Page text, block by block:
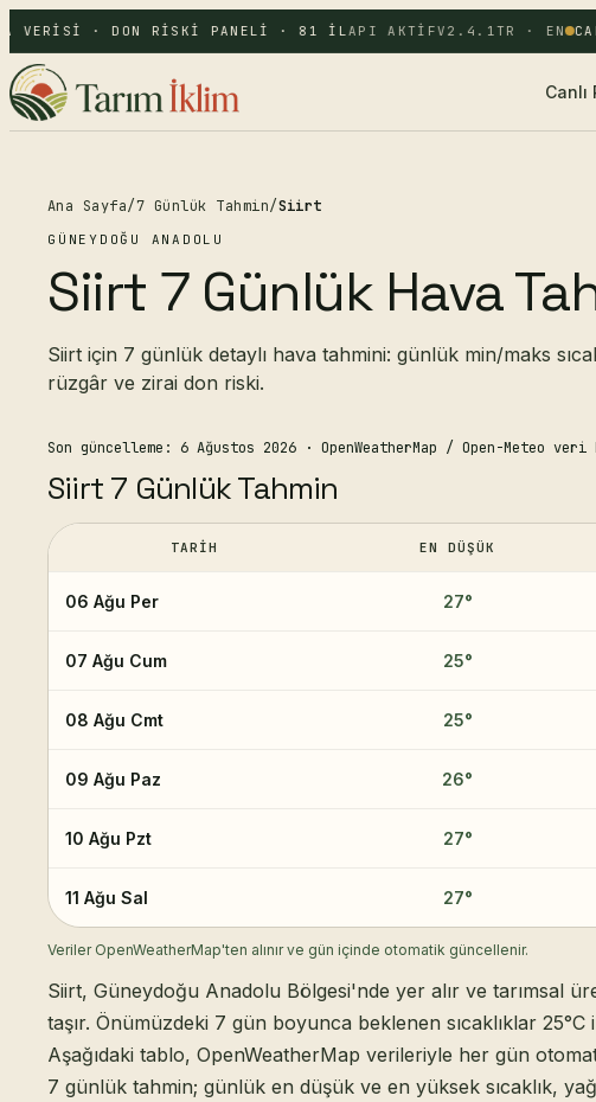
VERISI · DON RISKI PANELI · 81 IL API AKTIF V2.4.1 TR · EN
Canlı
Ana Sayfa/7 Günlük Tahmin/Siirt
GÜNEYDOĞU ANADOLU
Siirt 7 Günlük Hava
Siirt için 7 günlük detaylı hava tahmini: günlük min/maks
rüzgâr ve zirai don riski.
Son güncelleme: 6 Ağustos 2026 · OpenWeatherMap / Open-Meteo
Siirt 7 Günlük Tahmin
TARIH EN DÜŞÜK
06 Ağu Per 27°
07 Ağu Cum 25°
08 Ağu Cmt 25°
09 Ağu Paz 26°
10 Ağu Pzt 27°
11 Ağu Sal 27°
Veriler OpenWeatherMap'ten alınır ve gün içinde otomatik güncellenir.
Siirt, Güneydoğu Anadolu Bölgesi'nde yer alır ve tarımsal
taşır. Önümüzdeki 7 gün boyunca beklenen sıcaklıklar 25°C
Aşağıdaki tablo, OpenWeatherMap verileriyle her gün
7 günlük tahmin; günlük en düşük ve en yüksek sıcaklık,